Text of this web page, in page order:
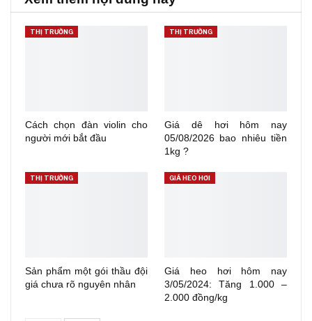
THỊ TRƯỜNG
Cách chọn đàn violin cho
người mới bắt đầu
THỊ TRƯỜNG
Giá dê hơi hôm nay
05/08/2026 bao nhiêu tiền
1kg ?
THỊ TRƯỜNG
Sản phẩm một gói thầu đội
giá chưa rõ nguyên nhân
GIÁ HEO HƠI
Giá heo hơi hôm nay
3/05/2024: Tăng 1.000 –
2.000 đồng/kg